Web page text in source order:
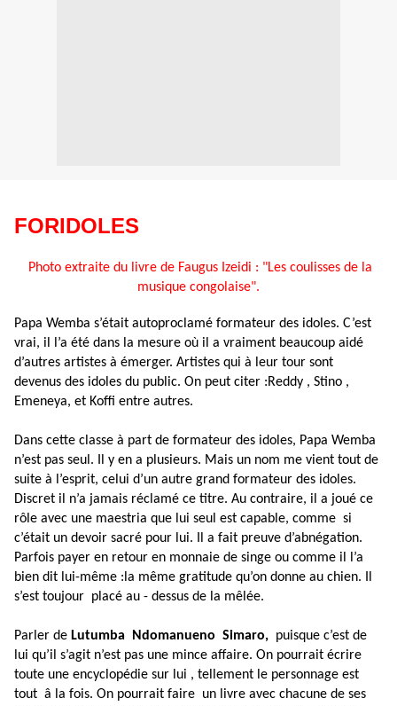
FORIDOLES
Photo extraite du livre de Faugus Izeidi : "Les coulisses de la
musique congolaise".
Papa Wemba s’était autoproclamé formateur des idoles. C’est
vrai, il l’a été dans la mesure où il a vraiment beaucoup aidé
d’autres artistes à émerger. Artistes qui à leur tour sont
devenus des idoles du public. On peut citer :Reddy , Stino ,
Emeneya, et Koffi entre autres.
Dans cette classe à part de formateur des idoles, Papa Wemba
n’est pas seul. Il y en a plusieurs. Mais un nom me vient tout de
suite à l’esprit, celui d’un autre grand formateur des idoles.
Discret il n’a jamais réclamé ce titre. Au contraire, il a joué ce
rôle avec une maestria que lui seul est capable, comme si
c’était un devoir sacré pour lui. Il a fait preuve d’abnégation.
Parfois payer en retour en monnaie de singe ou comme il l’a
bien dit lui-même :la même gratitude qu’on donne au chien. Il
s’est toujour placé au - dessus de la mêlée.
Parler de Lutumba Ndomanueno Simaro, puisque c’est de
lui qu’il s’agit n’est pas une mince affaire. On pourrait écrire
toute une encyclopédie sur lui , tellement le personnage est
tout â la fois. On pourrait faire un livre avec chacune de ses